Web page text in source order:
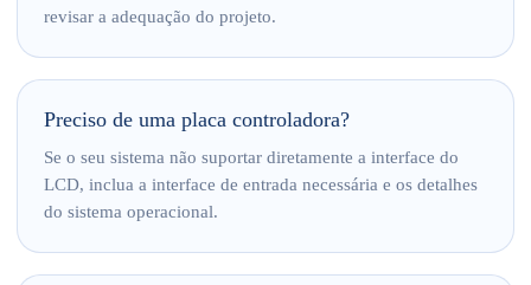
revisar a adequação do projeto.
Preciso de uma placa controladora?
Se o seu sistema não suportar diretamente a interface do
LCD, inclua a interface de entrada necessária e os detalhes
do sistema operacional.